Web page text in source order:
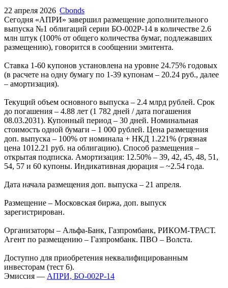
22 апреля 2026 Cbonds
Сегодня «АПРИ» завершил размещение дополнительного
выпуска №1 облигаций серии БО-002Р-14 в количестве 2.6
млн штук (100% от общего количества бумаг, подлежавших
размещению), говорится в сообщении эмитента.
Ставка 1-60 купонов установлена на уровне 24.75% годовых
(в расчете на одну бумагу по 1-39 купонам – 20.24 руб., далее
– амортизация).
Текущий объем основного выпуска – 2.4 млрд рублей. Срок
до погашения – 4.88 лет (1 782 дней / дата погашения
08.03.2031). Купонный период – 30 дней. Номинальная
стоимость одной бумаги – 1 000 рублей. Цена размещения
доп. выпуска – 100% от номинала + НКД 1.221% (грязная
цена 1012.21 руб. на облигацию). Способ размещения –
открытая подписка. Амортизация: 12.50% – 39, 42, 45, 48, 51,
54, 57 и 60 купоны. Индикативная дюрация – ~2.54 года.
Дата начала размещения доп. выпуска – 21 апреля.
Размещение – Московская биржа, доп. выпуск
зарегистрирован.
Организаторы – Альфа-Банк, Газпромбанк, РИКОМ-ТРАСТ.
Агент по размещению – Газпромбанк. ПВО – Волста.
Доступно для приобретения неквалифицированным
инвесторам (тест 6).
Эмиссия — АПРИ, БО-002Р-14